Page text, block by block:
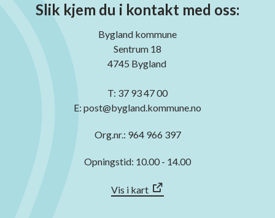
Slik kjem du i kontakt med oss:
Bygland kommune
Sentrum 18
4745 Bygland
T: 37 93 47 00
E: post@bygland.kommune.no
Org.nr.: 964 966 397
Opningstid: 10.00 - 14.00
Vis i kart